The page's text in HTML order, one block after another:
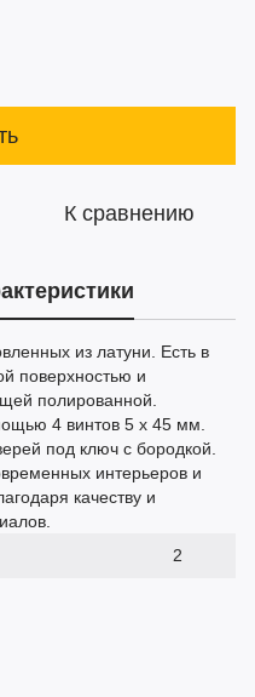
К сравнению
из латуни. Есть в
поверхностью и
полированной.
4 винтов 5 х 45 мм.
под ключ с бородкой.
интерьеров и
качеству и
2